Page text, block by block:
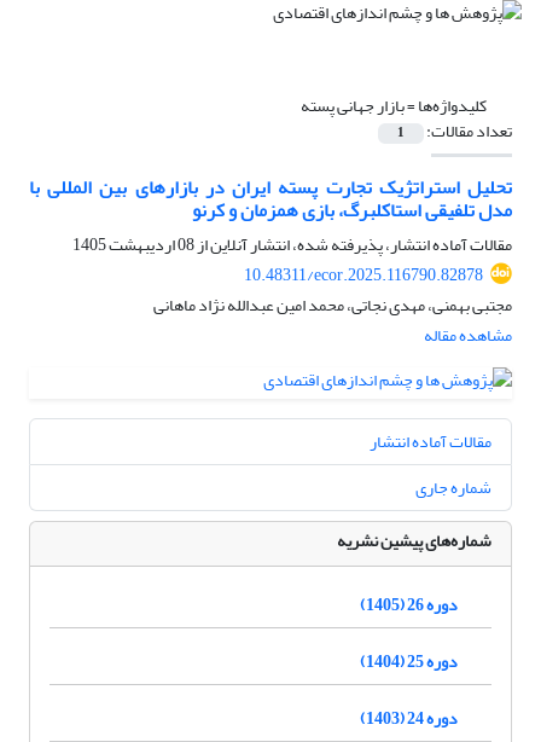
کلیدواژه‌ها =بازار جهانی پسته
تعداد مقالات: 1
تحلیل استراتژیک تجارت پسته ایران در بازارهای بین المللی با
مدل تلفیقی استاکلبرگ، بازی همزمان و کرنو
مقالات آماده انتشار، پذیرفته شده، انتشار آنلاین از08 اردیبهشت 1405
10.48311/ecor.2025.116790.82878
مجتبی بهمنی، مهدی نجاتی، محمد امین عبدالله نژاد ماهانی
مشاهده مقاله
مقالات آماده انتشار
شماره جاری
شماره‌های پیشین نشریه
دوره 26 (1405)
دوره 25 (1404)
دوره 24 (1403)